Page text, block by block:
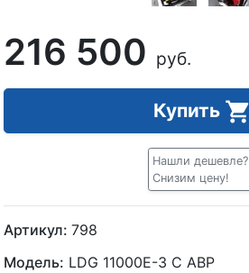
216 500 руб.
Купить
Нашли дешевле?
Снизим цену!
Артикул: 798
Модель: LDG 11000E-3 С АВР